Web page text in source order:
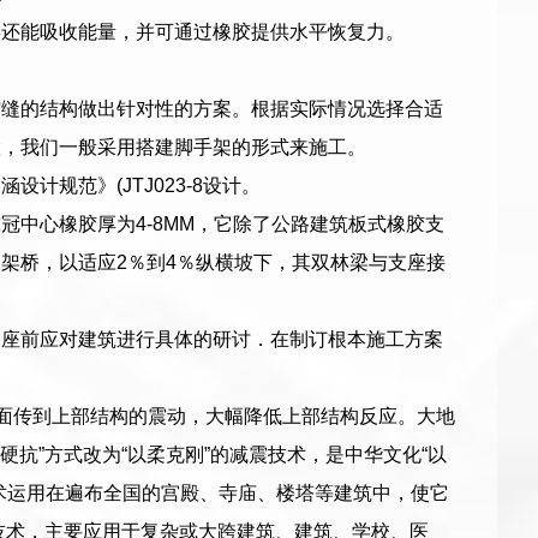
能吸收能量，并可通过橡胶提供水平恢复力。
的结构做出针对性的方案。根据实际情况选择合适
我们一般采用搭建脚手架的形式来施工。
设计规范》(JTJ023-8设计。
中心橡胶厚为4-8MM，它除了公路建筑板式橡胶支
桥，以适应2％到4％纵横坡下，其双林梁与支座接
前应对建筑进行具体的研讨．在制订根本施工方案
传到上部结构的震动，大幅降低上部结构反应。大地
”方式改为“以柔克刚”的减震技术，是中华文化“以
用在遍布全国的宫殿、寺庙、楼塔等建筑中，使它
，主要应用于复杂或大跨建筑、建筑、学校、医